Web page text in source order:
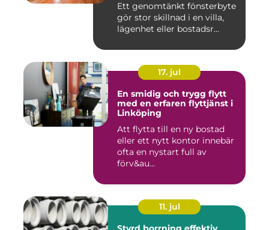
Ett genomtänkt fönsterbyte
gör stor skillnad i en villa,
lägenhet eller bostadsr...
17. jul
En smidig och trygg flytt
med en erfaren flyttjänst i
Linköping
Att flytta till en ny bostad
eller ett nytt kontor innebär
ofta en nystart full av
förv&au...
11. jul